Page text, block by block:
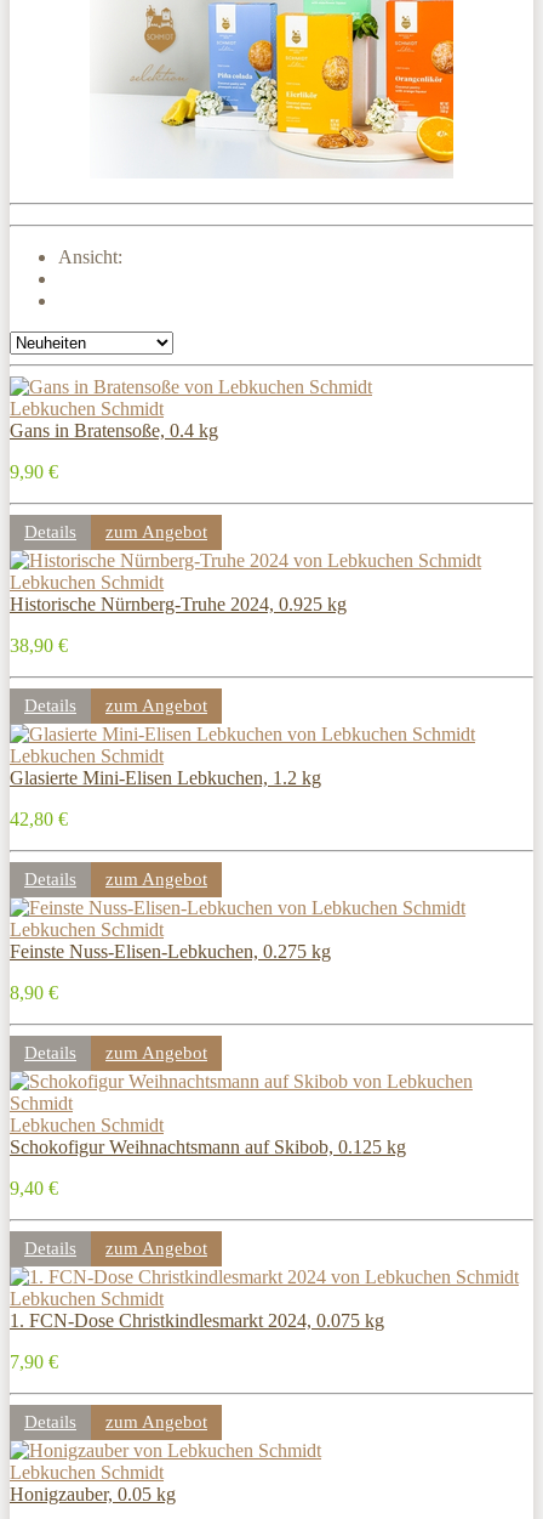
Ansicht:
Lebkuchen Schmidt
Gans in Bratensoße, 0.4 kg
9,90 €
Details zum Angebot
Lebkuchen Schmidt
Historische Nürnberg-Truhe 2024, 0.925 kg
38,90 €
Details zum Angebot
Lebkuchen Schmidt
Glasierte Mini-Elisen Lebkuchen, 1.2 kg
42,80 €
Details zum Angebot
Lebkuchen Schmidt
Feinste Nuss-Elisen-Lebkuchen, 0.275 kg
8,90 €
Details zum Angebot
Lebkuchen Schmidt
Schokofigur Weihnachtsmann auf Skibob, 0.125 kg
9,40 €
Details zum Angebot
Lebkuchen Schmidt
1. FCN-Dose Christkindlesmarkt 2024, 0.075 kg
7,90 €
Details zum Angebot
Lebkuchen Schmidt
Honigzauber, 0.05 kg